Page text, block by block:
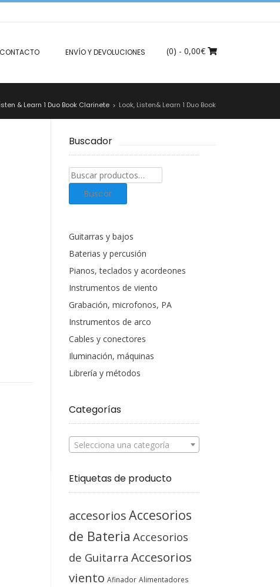
CONTACTO ENVÍO Y DEVOLUCIONES (0) - 0,00€
& Learn 1 Duo Book Clarinete > Look, Listen& Learn 1 Duo Book
Buscador
Buscar
productos:
Buscar
Guitarras y bajos
Baterias y percusión
Pianos, teclados y acordeones
Instrumentos de viento
Grabación, microfonos, PA
Instrumentos de arco
Cables y conectores
Iluminación, máquinas
Librería y métodos
Categorías
Selecciona una categoría
Etiquetas de producto
accesoriosAccesorios
de Bateria Accesorios
de Guitarra Accesorios
viento Afinador Alimentadores